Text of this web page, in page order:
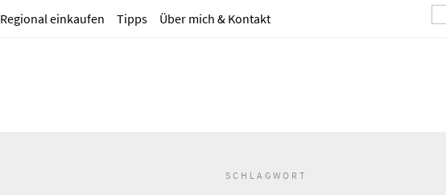
Regional einkaufen Tipps Über mich & Kontakt
SCHLAGWORT